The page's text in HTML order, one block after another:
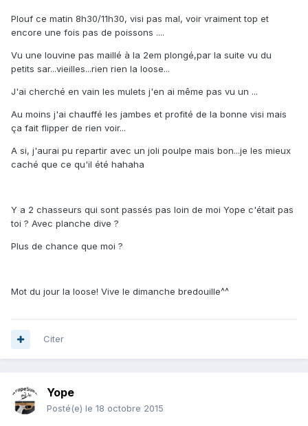
Plouf ce matin 8h30/11h30, visi pas mal, voir vraiment top et
encore une fois pas de poissons ....
Vu une louvine pas maillé à la 2em plongé,par la suite vu du
petits sar...vieilles...rien rien la loose...
J'ai cherché en vain les mulets j'en ai même pas vu un ...
Au moins j'ai chauffé les jambes et profité de la bonne visi mais
ça fait flipper de rien voir...
A si, j'aurai pu repartir avec un joli poulpe mais bon...je les mieux
caché que ce qu'il été hahaha
Y a 2 chasseurs qui sont passés pas loin de moi Yope c'était pas
toi ? Avec planche dive ?
Plus de chance que moi ?
Mot du jour la loose! Vive le dimanche bredouille^^
Citer
Yope
Posté(e) le 18 octobre 2015